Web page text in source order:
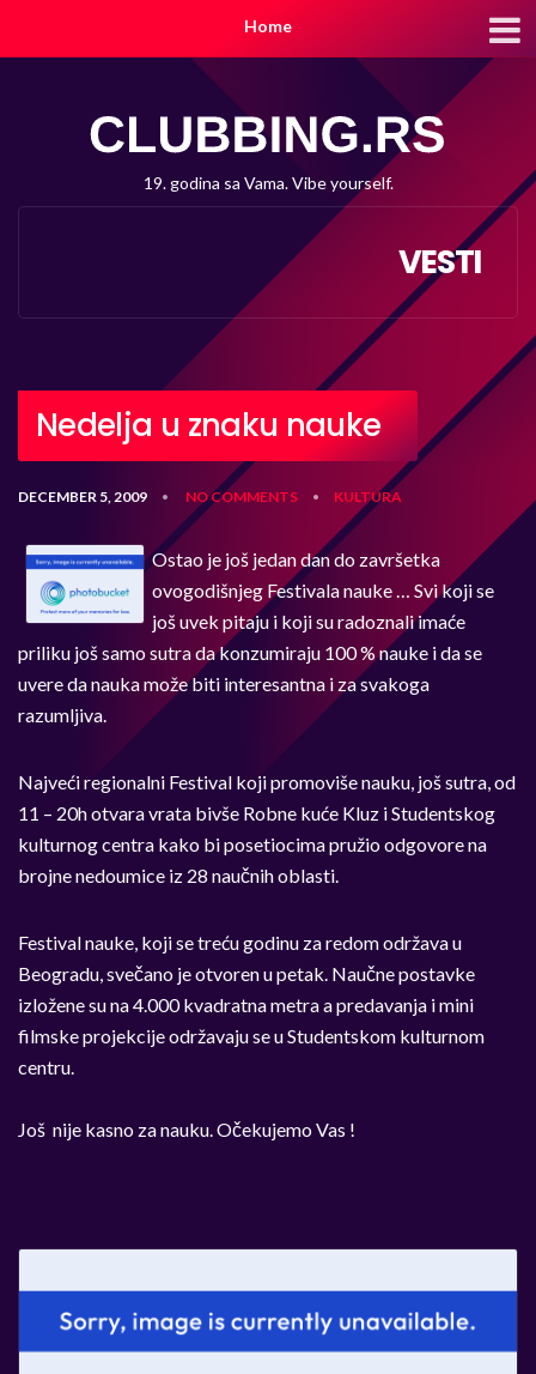
Home
19. godina sa Vama. Vibe yourself.
VESTI
Nedelja u znaku nauke
DECEMBER 5, 2009 • NO COMMENTS • KULTURA
Ostao je još jedan dan do završetka
ovogodišnjeg Festivala nauke … Svi koji se
još uvek pitaju i koji su radoznali imaće
priliku još samo sutra da konzumiraju 100 % nauke i da se
uvere da nauka može biti interesantna i za svakoga
razumljiva.
Najveći regionalni Festival koji promoviše nauku, još sutra, od
11 – 20h otvara vrata bivše Robne kuće Kluz i Studentskog
kulturnog centra kako bi posetiocima pružio odgovore na
brojne nedoumice iz 28 naučnih oblasti.
Festival nauke, koji se treću godinu za redom održava u
Beogradu, svečano je otvoren u petak. Naučne postavke
izložene su na 4.000 kvadratna metra a predavanja i mini
filmske projekcije održavaju se u Studentskom kulturnom
centru.
Još nije kasno za nauku. Očekujemo Vas !